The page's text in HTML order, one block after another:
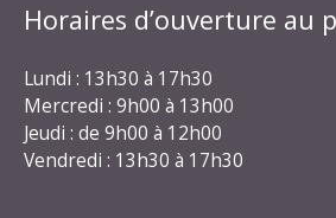
Horaires d’ouverture au
Lundi : 13h30 à 17h30
Mercredi : 9h00 à 13h00
Jeudi : de 9h00 à 12h00
Vendredi : 13h30 à 17h30